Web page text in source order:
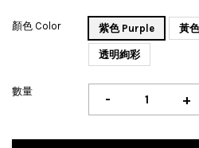
顏色 Color 紫色 Purple 黃
透明絢彩
數量 - +